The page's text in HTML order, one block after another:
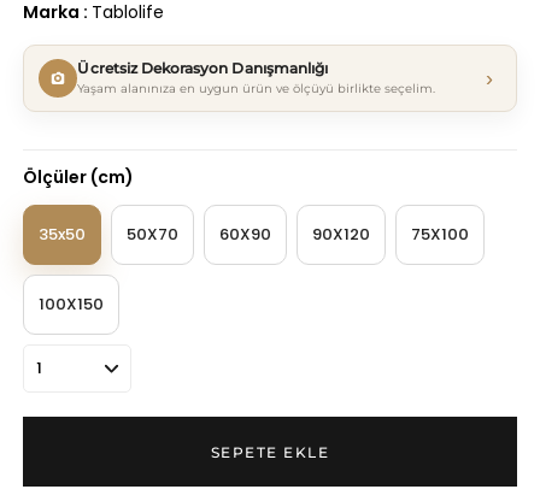
Marka : Tablolife
Ücretsiz Dekorasyon Danışmanlığı
Yaşam alanınıza en uygun ürün ve ölçüyü birlikte seçelim. ›
Ölçüler (cm)
35x50 50X70 60X90 90X120 75X100
100X150